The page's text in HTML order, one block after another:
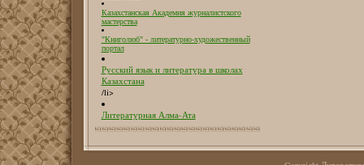
Казахстанская Академия журналистского
мастерства
"Книголюб" - литературно-художественный
портал
Русский язык и литература в школах
Казахстана
/li>
Литературная Алма-Ата